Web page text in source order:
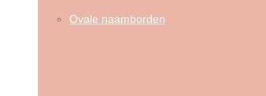
Ovale naamborden